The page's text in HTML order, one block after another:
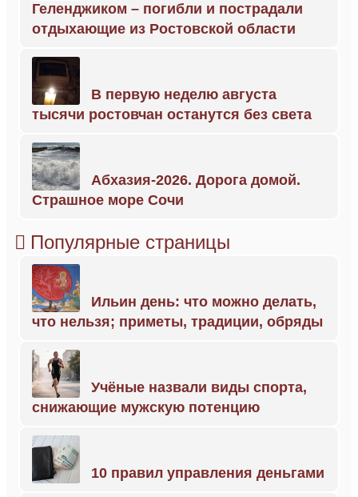
Геленджиком – погибли и пострадали
отдыхающие из Ростовской области
В первую неделю августа
тысячи ростовчан останутся без света
Абхазия-2026. Дорога домой.
Страшное море Сочи
Популярные страницы
Ильин день: что можно делать,
что нельзя; приметы, традиции, обряды
Учёные назвали виды спорта,
снижающие мужскую потенцию
10 правил управления деньгами